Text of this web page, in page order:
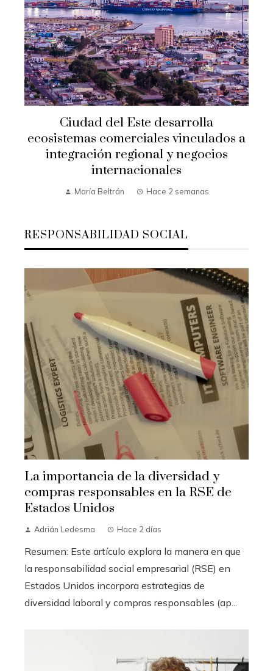
Ciudad del Este desarrolla
ecosistemas comerciales vinculados a
integración regional y negocios
internacionales
María Beltrán Hace 2 semanas
RESPONSABILIDAD SOCIAL
La importancia de la diversidad y
compras responsables en la RSE de
Estados Unidos
Adrián Ledesma Hace 2 días
Resumen: Este artículo explora la manera en que
la responsabilidad social empresarial (RSE) en
Estados Unidos incorpora estrategias de
diversidad laboral y compras responsables (ap...